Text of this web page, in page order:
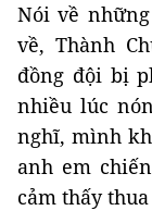
Nói về
về, Thành
đồng đội bị
nhiều lúc
nghĩ, mình
anh em
cảm thấy